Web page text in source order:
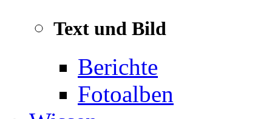
Text und Bild
Berichte
Fotoalben